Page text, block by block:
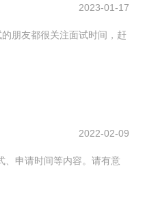
2023-01-17
朋友都很关注面试时间，赶
2022-02-09
、申请时间等内容。请有意